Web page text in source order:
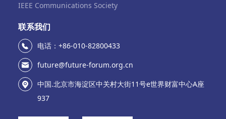
IEEE Communications Society
联系我们
电话：+86-010-82800433
future@future-forum.org.cn
中国.北京市海淀区中关村大街11号e世界财富中心A座
937